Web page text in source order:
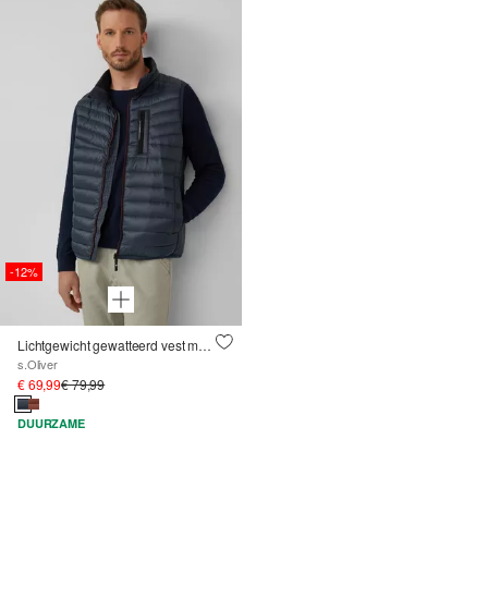
-12%
Lichtgewicht gewatteerd vest met sportieve contrasterende details ; 360° circulair zicht
s.Oliver
€ 69,99€ 79,99
DUURZAME